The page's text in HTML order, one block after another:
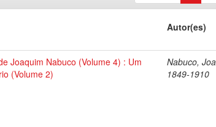
Autor(es)
Joaquim Nabuco (Volume 4) : Um
(Volume 2)
Nabuco,
1849-1910